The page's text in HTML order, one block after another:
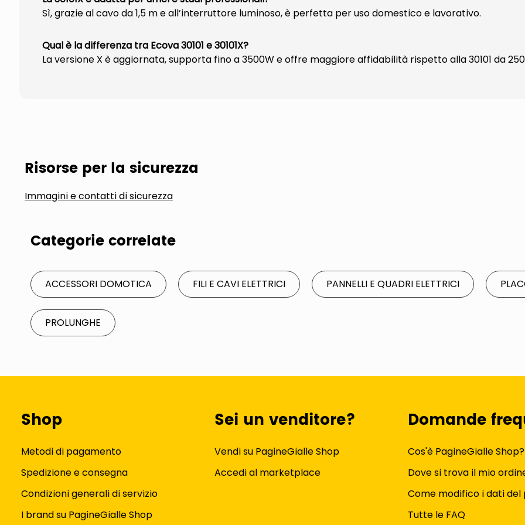
Sì, grazie al cavo da 1,5 m e all’interruttore luminoso, è perfetta per uso domestico e lavorativo.
Qual è la differenza tra Ecova 30101 e 30101X?
La versione X è aggiornata, supporta fino a 3500W e offre maggiore affidabilità rispetto alla 30101 da
Risorse per la sicurezza
Immagini e contatti di sicurezza
Categorie correlate
ACCESSORI DOMOTICA FILI E CAVI ELETTRICI PANNELLI E QUADRI ELETTRICI
PROLUNGHE
Shop
Metodi di pagamento
Spedizione e consegna
Condizioni generali di servizio
I brand su PagineGialle Shop
Sei un venditore?
Vendi su PagineGialle Shop
Accedi al marketplace
Domande
Cos'è PagineGialle Shop?
Dove si trova il mio
Come modifico i dati del
Tutte le FAQ